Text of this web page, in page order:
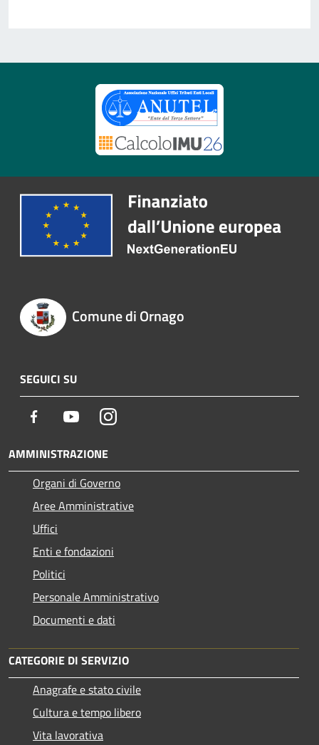
Comune di Ornago
SEGUICI SU
Facebook YoutubeInstagram
AMMINISTRAZIONE
Organi di Governo
Aree Amministrative
Uffici
Enti e fondazioni
Politici
Personale Amministrativo
Documenti e dati
CATEGORIE DI SERVIZIO
Anagrafe e stato civile
Cultura e tempo libero
Vita lavorativa